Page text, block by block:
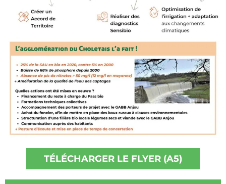
TÉLÉCHARGER LE FLYER (A5)